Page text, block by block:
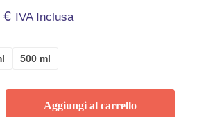
€Fascia
IVA Inclusa
500 ml
Aggiungi al carrello